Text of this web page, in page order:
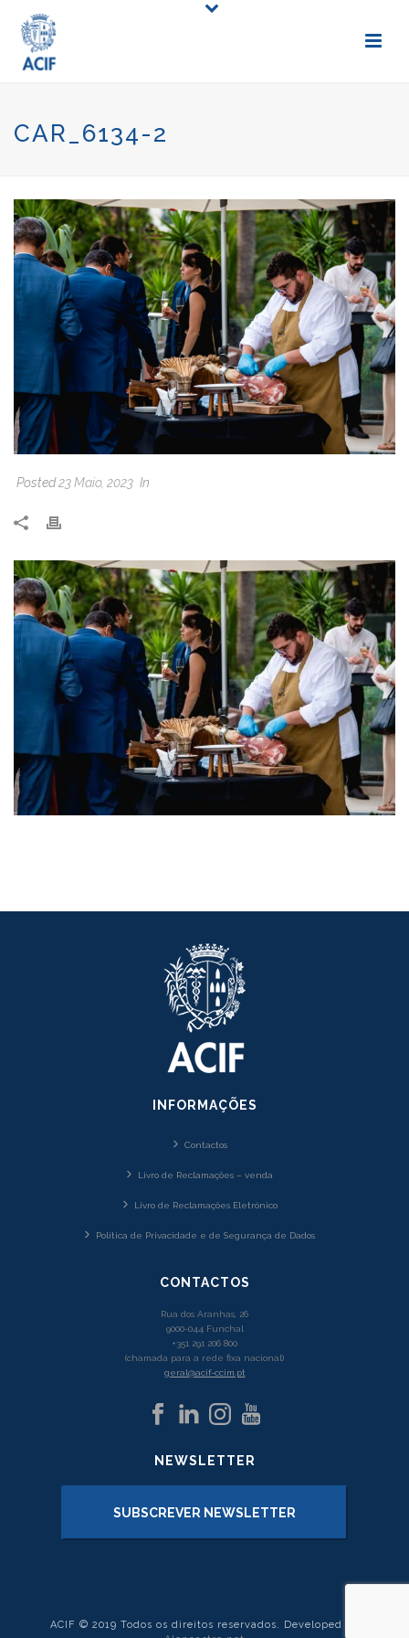
CAR_6134-2
Posted23 Maio, 2023 In
INFORMAÇÕES
Contactos
Livro de Reclamações – venda
Livro de Reclamações Eletrónico
Política de Privacidade e de Segurança de Dados
CONTACTOS
Rua dos Aranhas, 26
9000-044 Funchal
+351 291 206 800
(chamada para a rede fixa nacional)
geral@acif-ccim.pt
NEWSLETTER
SUBSCREVER NEWSLETTER
ACIF © 2019 Todos os direitos reservados. Developed by